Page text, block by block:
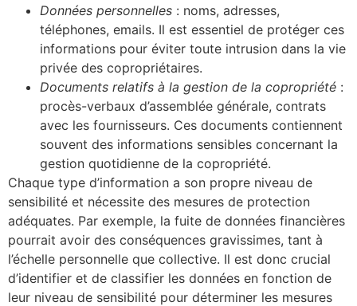
Données personnelles : noms, adresses,
téléphones, emails. Il est essentiel de protéger ces
informations pour éviter toute intrusion dans la vie
privée des copropriétaires.
Documents relatifs à la gestion de la copropriété :
procès-verbaux d’assemblée générale, contrats
avec les fournisseurs. Ces documents contiennent
souvent des informations sensibles concernant la
gestion quotidienne de la copropriété.
Chaque type d’information a son propre niveau de
sensibilité et nécessite des mesures de protection
adéquates. Par exemple, la fuite de données financières
pourrait avoir des conséquences gravissimes, tant à
l’échelle personnelle que collective. Il est donc crucial
d’identifier et de classifier les données en fonction de
leur niveau de sensibilité pour déterminer les mesures